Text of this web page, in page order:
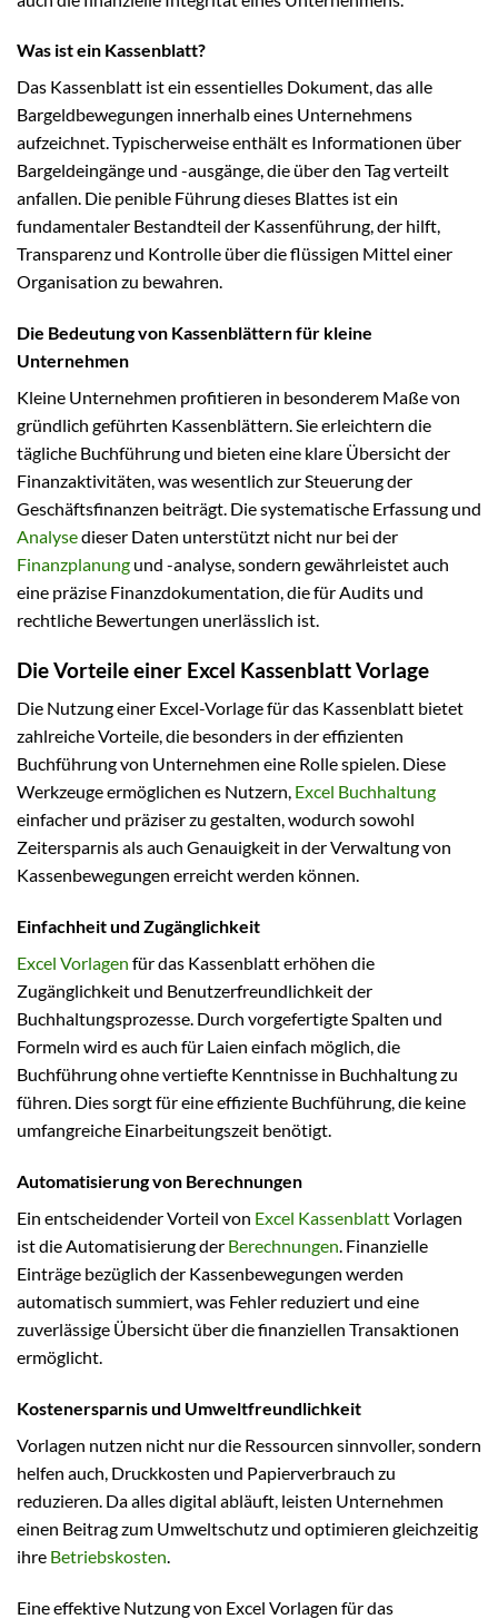
Was ist ein Kassenblatt?
Das Kassenblatt ist ein essentielles Dokument, das alle
Bargeldbewegungen innerhalb eines Unternehmens
aufzeichnet. Typischerweise enthält es Informationen über
Bargeldeingänge und -ausgänge, die über den Tag verteilt
anfallen. Die penible Führung dieses Blattes ist ein
fundamentaler Bestandteil der Kassenführung, der hilft,
Transparenz und Kontrolle über die flüssigen Mittel einer
Organisation zu bewahren.
Die Bedeutung von Kassenblättern für kleine
Unternehmen
Kleine Unternehmen profitieren in besonderem Maße von
gründlich geführten Kassenblättern. Sie erleichtern die
tägliche Buchführung und bieten eine klare Übersicht der
Finanzaktivitäten, was wesentlich zur Steuerung der
Geschäftsfinanzen beiträgt. Die systematische Erfassung und
Analysedieser Daten unterstützt nicht nur bei der
Finanzplanung und -analyse, sondern gewährleistet auch
eine präzise Finanzdokumentation, die für Audits und
rechtliche Bewertungen unerlässlich ist.
Die Vorteile einer Excel Kassenblatt Vorlage
Die Nutzung einer Excel-Vorlage für das Kassenblatt bietet
zahlreiche Vorteile, die besonders in der effizienten
Buchführung von Unternehmen eine Rolle spielen. Diese
Werkzeuge ermöglichen es Nutzern, Excel Buchhaltung
einfacher und präziser zu gestalten, wodurch sowohl
Zeitersparnis als auch Genauigkeit in der Verwaltung von
Kassenbewegungen erreicht werden können.
Einfachheit und Zugänglichkeit
Excel Vorlagen für das Kassenblatt erhöhen die
Zugänglichkeit und Benutzerfreundlichkeit der
Buchhaltungsprozesse. Durch vorgefertigte Spalten und
Formeln wird es auch für Laien einfach möglich, die
Buchführung ohne vertiefte Kenntnisse in Buchhaltung zu
führen. Dies sorgt für eine effiziente Buchführung, die keine
umfangreiche Einarbeitungszeit benötigt.
Automatisierung von Berechnungen
Ein entscheidender Vorteil von Excel KassenblattVorlagen
ist die Automatisierung der Berechnungen. Finanzielle
Einträge bezüglich der Kassenbewegungen werden
automatisch summiert, was Fehler reduziert und eine
zuverlässige Übersicht über die finanziellen Transaktionen
ermöglicht.
Kostenersparnis und Umweltfreundlichkeit
Vorlagen nutzen nicht nur die Ressourcen sinnvoller, sondern
helfen auch, Druckkosten und Papierverbrauch zu
reduzieren. Da alles digital abläuft, leisten Unternehmen
einen Beitrag zum Umweltschutz und optimieren gleichzeitig
ihre Betriebskosten.
Eine effektive Nutzung von Excel Vorlagen für das